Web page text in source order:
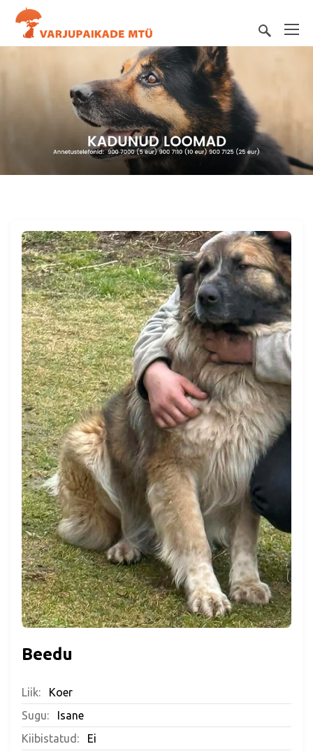
Beedu
Liik:
Koer
Sugu:
Isane
Kiibistatud:
Ei